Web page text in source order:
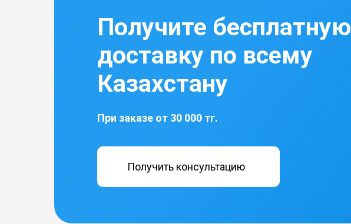
Получите бесплатную
доставку по всему
Казахстану
При заказе от 30 000 тг.
Получить консультацию